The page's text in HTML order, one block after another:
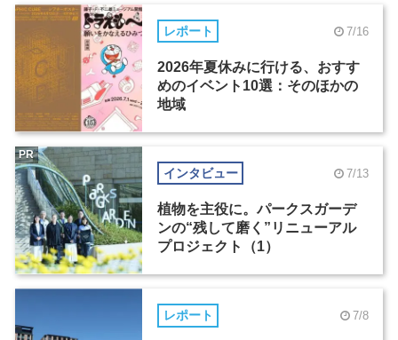
レポート 7/16
2026年夏休みに行ける、おすす
めのイベント10選：そのほかの
地域
インタビュー 7/13
植物を主役に。パークスガーデ
ンの“残して磨く”リニューアル
プロジェクト（1）
PR
レポート 7/8